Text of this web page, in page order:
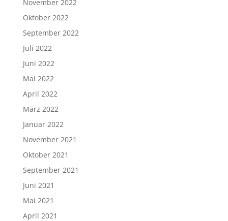
November 2022
Oktober 2022
September 2022
Juli 2022
Juni 2022
Mai 2022
April 2022
März 2022
Januar 2022
November 2021
Oktober 2021
September 2021
Juni 2021
Mai 2021
April 2021